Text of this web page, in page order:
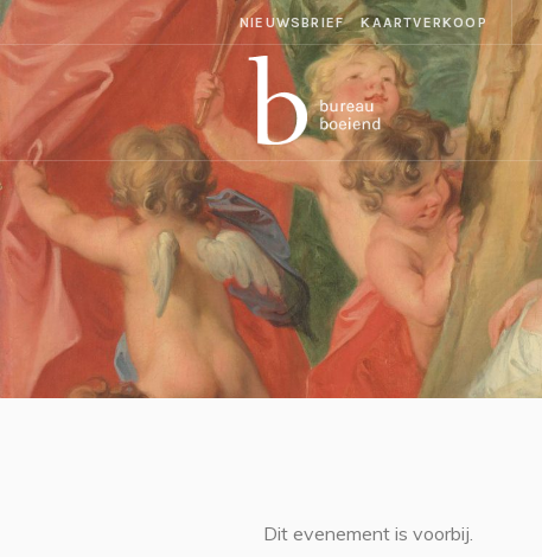
NIEUWSBRIEF KAARTVERKOOP
Dit evenement is voorbij.